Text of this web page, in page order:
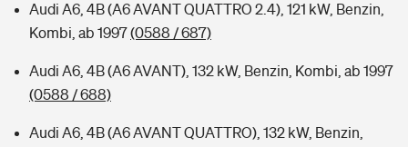
Audi A6, 4B (A6 AVANT QUATTRO 2.4), 121 kW, Benzin,
Kombi, ab 1997(0588 / 687)
Audi A6, 4B (A6 AVANT), 132 kW, Benzin, Kombi, ab 1997
(0588 / 688)
Audi A6, 4B (A6 AVANT QUATTRO), 132 kW, Benzin,